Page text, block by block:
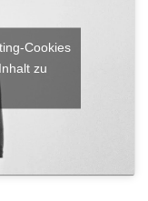
Cookies
zu